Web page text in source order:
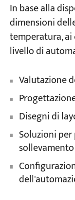
In base alla
dimensioni
temperatura,
livello di
Valutazione
Disegni di
Soluzioni